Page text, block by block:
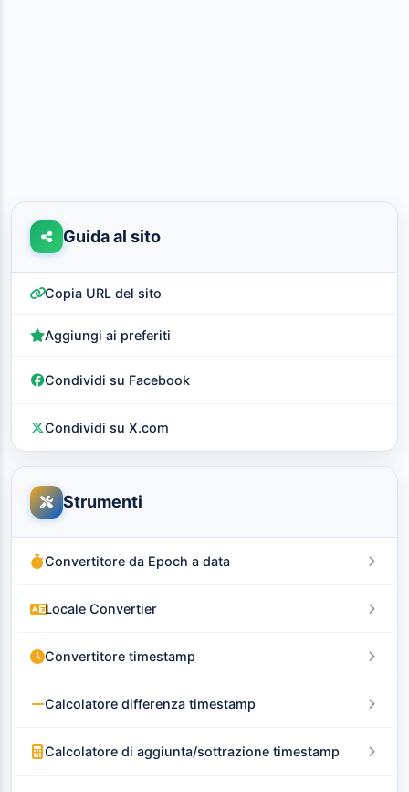
Guida al sito
Copia URL del sito
Aggiungi ai preferiti
Condividi su Facebook
Condividi su X.com
Strumenti
Convertitore da Epoch a data
Locale Convertier
Convertitore timestamp
Calcolatore differenza timestamp
Calcolatore di aggiunta/sottrazione timestamp